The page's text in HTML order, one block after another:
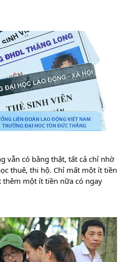
học khá đông ở mọi cấp học từ
vẫn có bằng thật, tất cả chỉ nhờ
thuê, thi hộ. Chỉ mất một ít tiền
một ít tiền nữa có ngay
thuê, thi hộ (học giả, thi giả) đã